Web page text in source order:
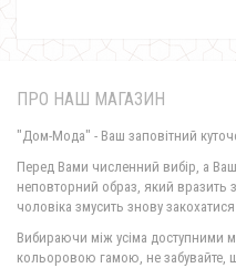
ПРО НАШ МАГАЗИН
"Дом-Мода" - Ваш заповітний
Перед Вами численний вибір, а
неповторний образ, який вразить
чоловіка змусить знову
Вибираючи між усіма доступними
кольоровою гамою, не забувайте,